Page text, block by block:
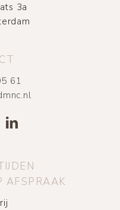
3a
61
AFSPRAAK